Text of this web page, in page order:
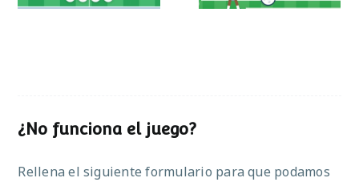
¿No funciona el juego?
Rellena el siguiente formulario para que podamos